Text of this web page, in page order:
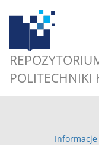
POLITECHNIKI
Informacje